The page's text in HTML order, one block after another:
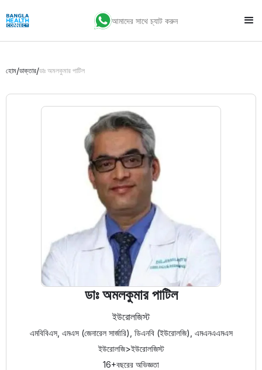
আমাদের সাথে চ্যাট করুন
হোম/ডাক্তার/ডাঃ অমলকুমার পাটিল
ডাঃ অমলকুমার পাটিল
ইউরোলজিস্ট
এমবিবিএস, এমএস (জেনারেল সার্জারি), ডিএনবি (ইউরোলজি), এমএনএএমএস
ইউরোলজি>ইউরোলজিস্ট
16+বছরের অভিজ্ঞতা